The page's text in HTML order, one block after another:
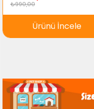
₺990,00
Ürünü İncele